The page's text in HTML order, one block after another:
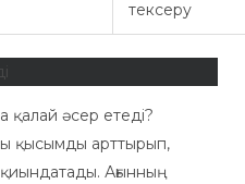
тексеру
қалай әсер етеді?
қысымды арттырып,
Ағынның